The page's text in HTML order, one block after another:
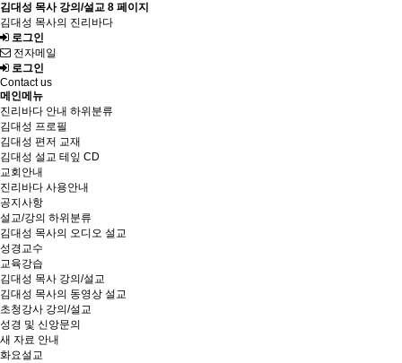
김대성 목사 강의/설교 8 페이지
김대성 목사의 진리바다
로그인
전자메일
로그인
Contact us
메인메뉴
진리바다 안내 하위분류
김대성 프로필
김대성 편저 교재
김대성 설교 테잎 CD
교회안내
진리바다 사용안내
공지사항
설교/강의 하위분류
김대성 목사의 오디오 설교
성경교수
교육강습
김대성 목사 강의/설교
김대성 목사의 동영상 설교
초청강사 강의/설교
성경 및 신앙문의
새 자료 안내
화요설교